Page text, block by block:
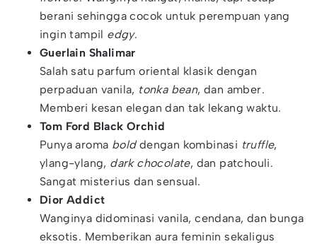
berani sehingga cocok untuk perempuan yang
ingin tampil edgy.
Guerlain Shalimar
Salah satu parfum oriental klasik dengan
perpaduan vanila, tonka bean, dan amber.
Memberi kesan elegan dan tak lekang waktu.
Tom Ford Black Orchid
Punya aroma bolddengan kombinasi truffle,
ylang-ylang, dark chocolate, dan patchouli.
Sangat misterius dan sensual.
Dior Addict
Wanginya didominasi vanila, cendana, dan bunga
eksotis. Memberikan aura feminin sekaligus